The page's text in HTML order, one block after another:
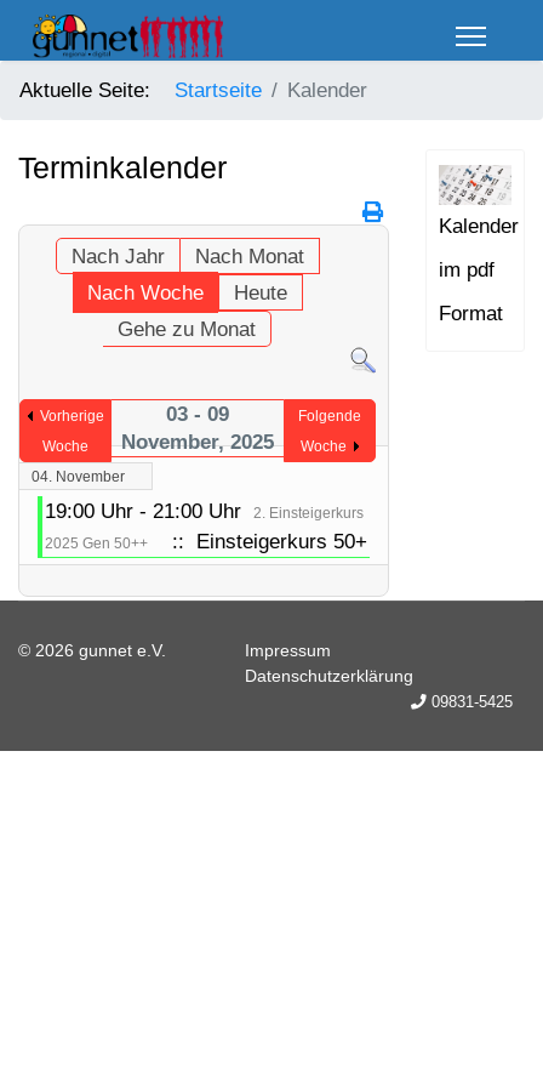
Aktuelle Seite: Startseite Kalender
Terminkalender
Nach Jahr
Nach Monat
Nach Woche
Heute
Gehe zu Monat
Vorherige
Woche
03 - 09
November, 2025
Folgende
Woche
04. November
19:00 Uhr - 21:00 Uhr
2. Einsteigerkurs
2025 Gen 50++
:: Einsteigerkurs 50+
Kalender
im pdf
Format
© 2026 gunnet e.V.
Impressum
Datenschutzerklärung
09831-5425